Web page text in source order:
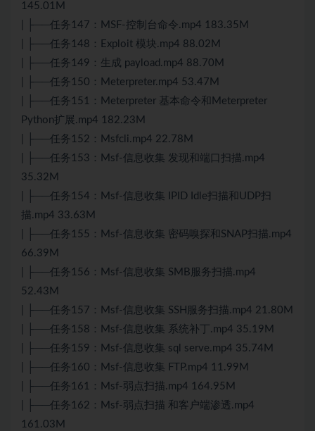
145.01M
| ├──任务147：MSF-控制台命令.mp4 183.35M
| ├──任务148：Exploit 模块.mp4 88.02M
| ├──任务149：生成 payload.mp4 88.70M
| ├──任务150：Meterpreter.mp4 53.47M
| ├──任务151：Meterpreter 基本命令和Meterpreter
Python扩展.mp4 182.23M
| ├──任务152：Msfcli.mp4 22.78M
| ├──任务153：Msf-信息收集 发现和端口扫描.mp4
35.32M
| ├──任务154：Msf-信息收集 IPID Idle扫描和UDP扫
描.mp4 33.63M
| ├──任务155：Msf-信息收集 密码嗅探和SNAP扫描.mp4
66.39M
| ├──任务156：Msf-信息收集 SMB服务扫描.mp4
52.43M
| ├──任务157：Msf-信息收集 SSH服务扫描.mp4 21.80M
| ├──任务158：Msf-信息收集 系统补丁.mp4 35.19M
| ├──任务159：Msf-信息收集 sql serve.mp4 35.74M
| ├──任务160：Msf-信息收集 FTP.mp4 11.99M
| ├──任务161：Msf-弱点扫描.mp4 164.95M
| ├──任务162：Msf-弱点扫描 和客户端渗透.mp4
161.03M